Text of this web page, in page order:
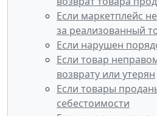
Если маркетплейс
за реализованный
Если нарушен
Если товар
возврату или утерян
Если товары
себестоимости